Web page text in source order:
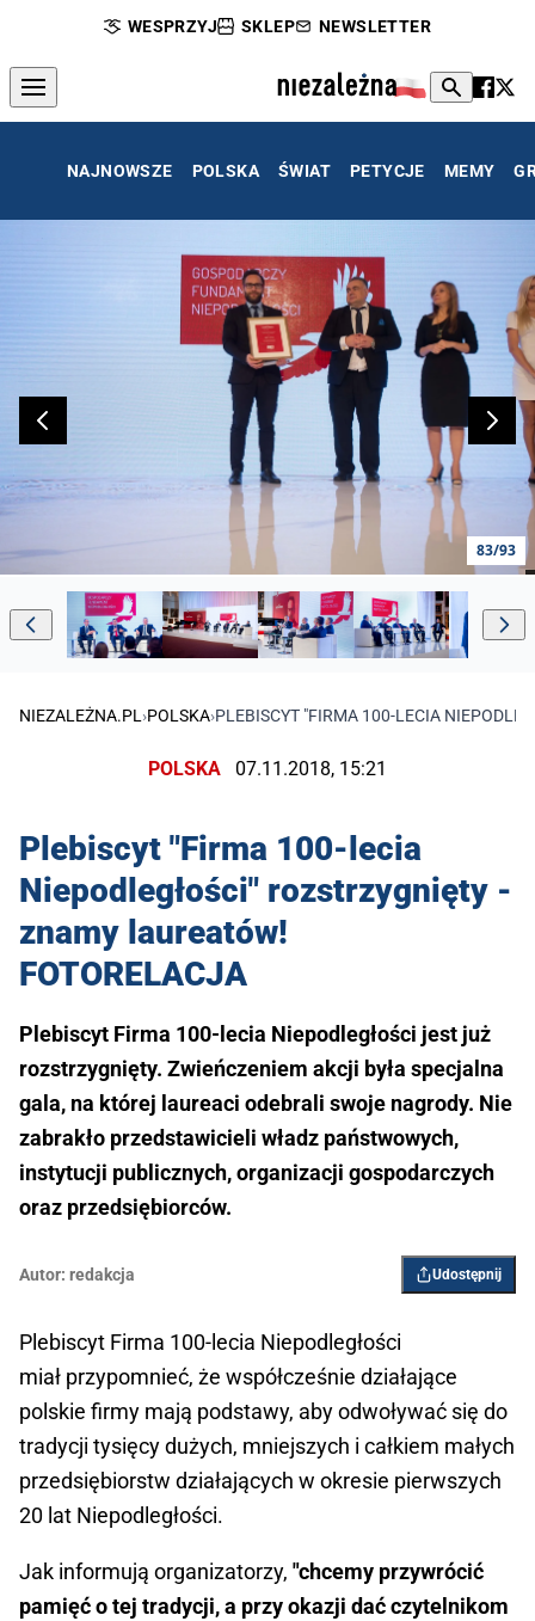
WESPRZYJ SKLEP NEWSLETTER
NAJNOWSZE POLSKA ŚWIAT PETYCJE MEMY
83/93
NIEZALEŻNA.PL ›POLSKA›PLEBISCYT "FIRMA 100-LECIA
POLSKA 07.11.2018, 15:21
Plebiscyt "Firma 100-lecia
Niepodległości" rozstrzygnięty -
znamy laureatów!
FOTORELACJA
Plebiscyt Firma 100-lecia Niepodległości jest już
rozstrzygnięty. Zwieńczeniem akcji była specjalna
gala, na której laureaci odebrali swoje nagrody. Nie
zabrakło przedstawicieli władz państwowych,
instytucji publicznych, organizacji gospodarczych
oraz przedsiębiorców.
Autor: redakcja Udostępnij
Plebiscyt Firma 100-lecia Niepodległości
miał przypomnieć, że współcześnie działające
polskie firmy mają podstawy, aby odwoływać się do
tradycji tysięcy dużych, mniejszych i całkiem małych
przedsiębiorstw działających w okresie pierwszych
20 lat Niepodległości.
Jak informują organizatorzy, "chcemy przywrócić
pamięć o tej tradycji, a przy okazji dać czytelnikom